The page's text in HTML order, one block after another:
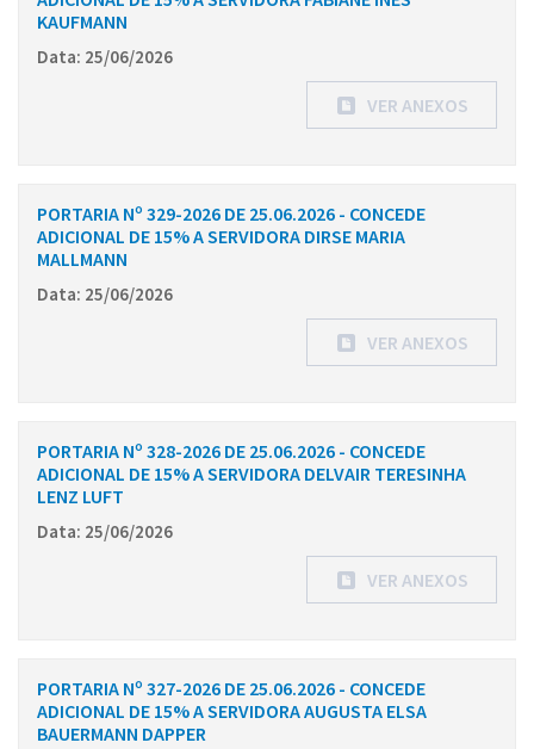
KAUFMANN
Data: 25/06/2026
VER ANEXOS
PORTARIA Nº 329-2026 DE 25.06.2026 - CONCEDE
ADICIONAL DE 15% A SERVIDORA DIRSE MARIA
MALLMANN
Data: 25/06/2026
VER ANEXOS
PORTARIA Nº 328-2026 DE 25.06.2026 - CONCEDE
ADICIONAL DE 15% A SERVIDORA DELVAIR TERESINHA
LENZ LUFT
Data: 25/06/2026
VER ANEXOS
PORTARIA Nº 327-2026 DE 25.06.2026 - CONCEDE
ADICIONAL DE 15% A SERVIDORA AUGUSTA ELSA
BAUERMANN DAPPER